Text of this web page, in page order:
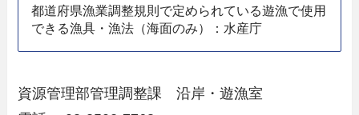
都道府県漁業調整規則で定められている遊漁で使用
できる漁具・漁法（海面のみ）：水産庁
資源管理部管理調整課 沿岸・遊漁室